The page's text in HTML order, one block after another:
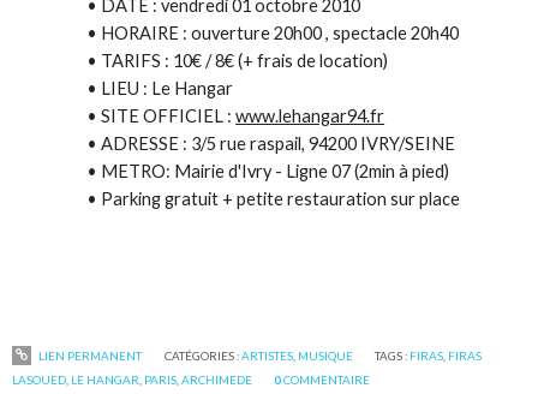
• DATE : vendredi 01 octobre 2010
• HORAIRE : ouverture 20h00 , spectacle 20h40
• TARIFS : 10€ / 8€ (+ frais de location)
• LIEU : Le Hangar
• SITE OFFICIEL :www.lehangar94.fr
• ADRESSE : 3/5 rue raspail, 94200 IVRY/SEINE
• METRO: Mairie d'Ivry - Ligne 07 (2min à pied)
• Parking gratuit + petite restauration sur place
LIEN PERMANENT CATÉGORIES :ARTISTES, MUSIQUE TAGS : FIRAS, FIRAS
LASOUED LE HANGAR PARIS ,ARCHIMEDE 0COMMENTAIRE